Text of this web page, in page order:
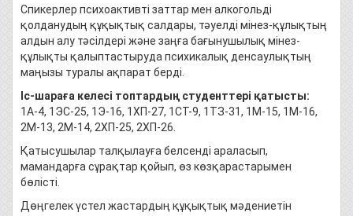
Спикерлер психоактивті заттар мен алкогольді
қолданудың құқықтық салдары, тәуелді мінез-құлықтың
алдын алу тәсілдері және заңға бағынушылық мінез-
құлықты қалыптастыруда психикалық денсаулықтың
маңызы туралы ақпарат берді.
Іс-шараға келесі топтардың студенттері қатысты:
1А-4, 1ЭС-25, 1Э-16, 1ХП-27, 1СТ-9, 1ТЗ-31, 1М-15, 1М-16,
2М-13, 2М-14, 2ХП-25, 2ХП-26.
Қатысушылар талқылауға белсенді араласып,
мамандарға сұрақтар қойып, өз көзқарастарымен
бөлісті.
Дөңгелек үстел жастардың құқықтық мәдениетін